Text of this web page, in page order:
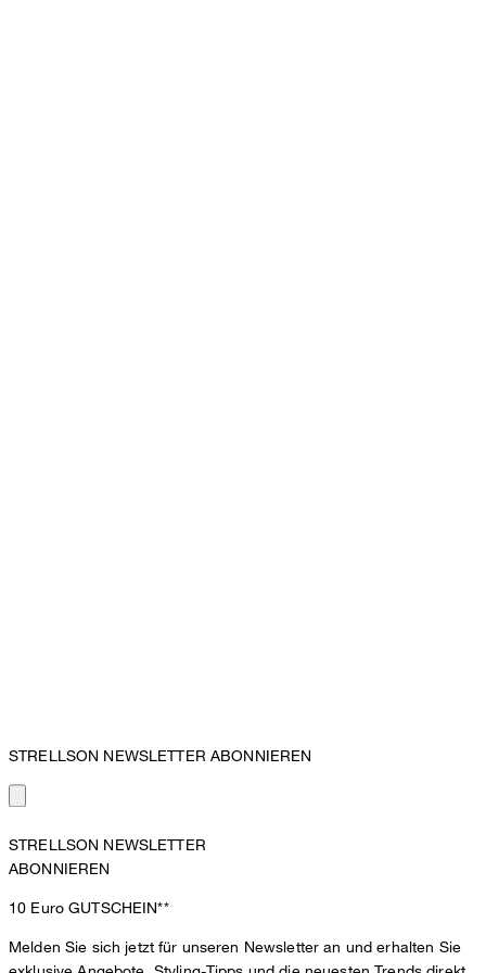
STRELLSON NEWSLETTER ABONNIEREN
STRELLSON NEWSLETTER
ABONNIEREN
10 EuroGUTSCHEIN**
Melden Sie sich jetzt für unseren Newsletter an und erhalten Sie